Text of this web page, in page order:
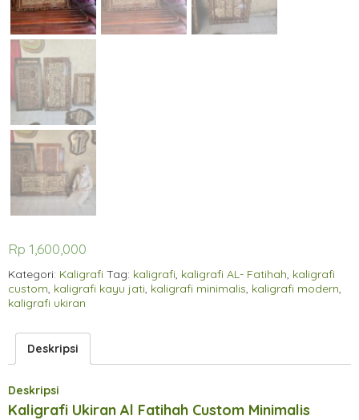
Rp 1,600,000
Kategori: Kaligrafi Tag: kaligrafi, kaligrafi AL- Fatihah, kaligrafi
custom, kaligrafi kayu jati, kaligrafi minimalis, kaligrafi modern,
kaligrafi ukiran
Deskripsi
Deskripsi
Kaligrafi Ukiran Al Fatihah Custom Minimalis